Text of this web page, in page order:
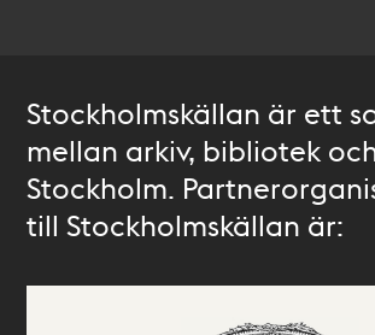
Stockholmskällan är ett
mellan arkiv, bibliotek
Stockholm.
till Stockholmskällan är: